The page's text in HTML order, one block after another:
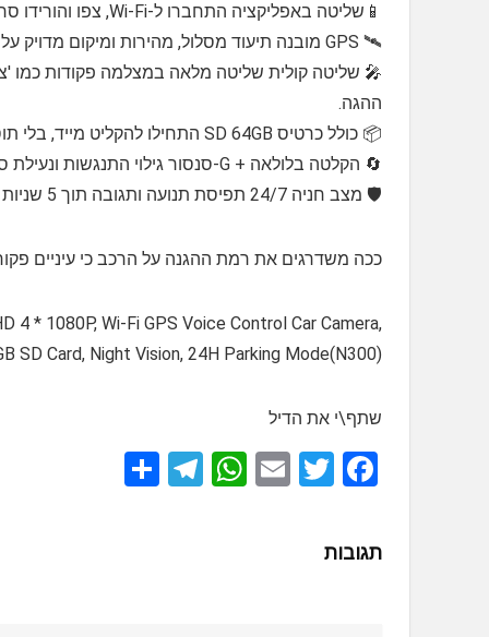
📱שליטה באפליקציה התחברו ל-Wi-Fi, צפו והורידו סרטונים היישר לסמארטפון, שתפו מייד עם החברים או הביטוח.​
🛰️ GPS מובנה תיעוד מסלול, מהירות ומיקום מדויק על המפה, ישירות מהוידאו.​
🎤 שליטה קולית שליטה מלאה במצלמה פקודות כמו
ההגה.​
📦 כולל כרטיס SD 64GB התחילו להקליט מייד, בלי תוספות.​
🔄 הקלטה בלולאה + G-סנסור גילוי התנגשות ונעילת סרטונים חשובים בצורה אוטומטית אפילו כשהזיכרון מלא.​
🛡️ מצב חניה 24/7 תפיסת תנועה ותגובה תוך 5 שניות באזור החניה גם כשהרכב כבוי (דורש קיט חיבור לחשמל).
ככה משדרגים את רמת ההגנה על הרכב כי עיניים
4 * 1080P, Wi-Fi GPS Voice Control Car Camera,
SD Card, Night Vision, 24H Parking Mode(N300)
שתף\י את הדיל
F
ce
b
T
E
W
T
תגובות